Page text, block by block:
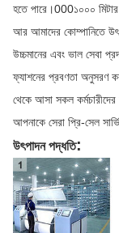
হতে পারে।000১০০০
আর আমাদের কোম্পানিতে
উচ্চমানের এবং ভাল সেবা
ফ্যাশনের প্রবণতা অনুসরণ
থেকে আসা সকল
আপনাকে সেরা প্রি-সেল
উৎপাদন পদ্ধতি: